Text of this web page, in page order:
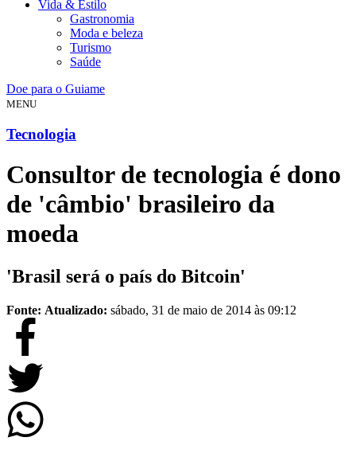
Vida & Estilo
Gastronomia
Moda e beleza
Turismo
Saúde
Doe para o Guiame
MENU
Tecnologia
Consultor de tecnologia é dono
de 'câmbio' brasileiro da
moeda
'Brasil será o país do Bitcoin'
Fonte: Atualizado: sábado, 31 de maio de 2014 às 09:12